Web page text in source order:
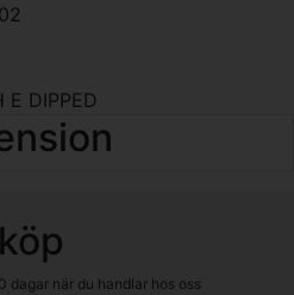
E DIPPED
dagar när du handlar hos oss